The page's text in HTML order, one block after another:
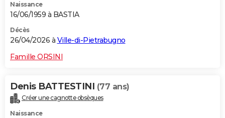
Naissance
16/06/1959 à BASTIA
Décès
26/04/2026 à Ville-di-Pietrabugno
Famille ORSINI
Denis BATTESTINI (77 ans)
Créer une cagnotte obsèques
Naissance